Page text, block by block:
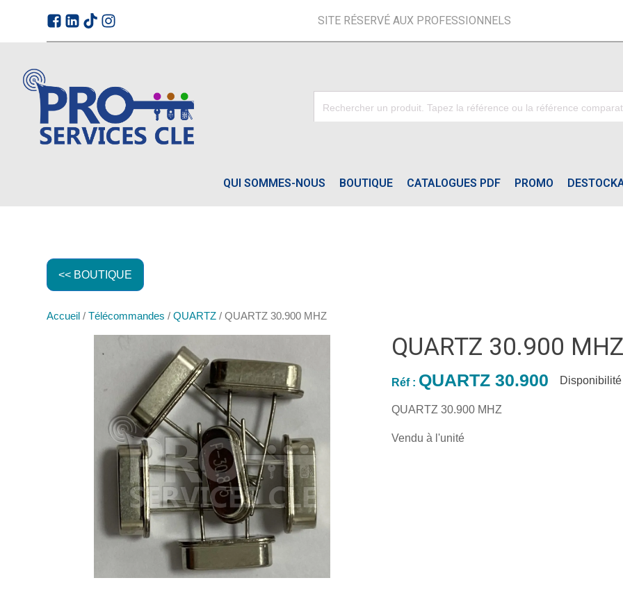
SITE RÉSERVÉ AUX PROFESSIONNELS
QUI SOMMES-NOUS BOUTIQUE CATALOGUES PDF PROMO
<< BOUTIQUE
Accueil /Télécommandes /QUARTZ / QUARTZ 30.900 MHZ
QUARTZ 30.900 MHZ
Réf : QUARTZ 30.900 Disponibilité
QUARTZ 30.900 MHZ
Vendu à l'unité